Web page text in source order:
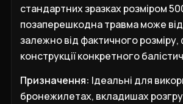
стандартних зразках розміром
позаперешкодна травма може
залежно від фактичного
конструкції конкретного
Призначення: Ідеальні для
бронежилетах, вкладишах